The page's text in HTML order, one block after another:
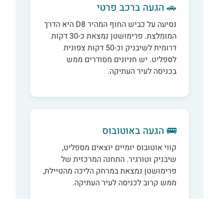
🚗 הגעה ברכב פרטי
נסיעה על כביש החוף המהיר D8 היא הדרך
המומלצת. פרימושטן נמצאת כ-30 דקות
דרומית לשיבניק וכ-50 דקות צפונית
לספליט. יש חניונים מסודרים ממש
בכניסה לעיר העתיקה.
🚌 הגעה באוטובוס
קווי אוטובוס יומיים יוצאים מספליט,
שיבניק וטורגיר. התחנה המרכזית של
פרימושטן נמצאת במרחק הליכה מהטיילת,
ממש קרוב לכניסה לעיר העתיקה.